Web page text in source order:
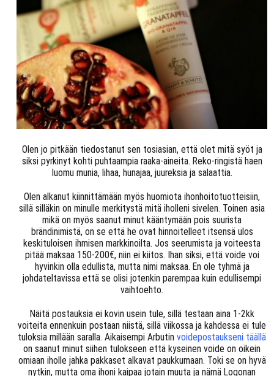
Olen jo pitkään tiedostanut sen tosiasian, että olet mitä syöt ja
siksi pyrkinyt kohti puhtaampia raaka-aineita. Reko-ringistä haen
luomu munia, lihaa, hunajaa, juureksia ja salaattia.
Olen alkanut kiinnittämään myös huomiota ihonhoitotuotteisiin,
sillä silläkin on minulle merkitystä mitä iholleni sivelen. Toinen asia
mikä on myös saanut minut kääntymään pois suurista
brändinimistä, on se että he ovat hinnoitelleet itsensä ulos
keskituloisen ihmisen markkinoilta. Jos seerumista ja voiteesta
pitää maksaa 150-200€, niin ei kiitos. Ihan siksi, että voide voi
hyvinkin olla edullista, mutta nimi maksaa. En ole tyhmä ja
johdateltavissa että se olisi jotenkin parempaa kuin edullisempi
vaihtoehto.
Näitä postauksia ei kovin usein tule, sillä testaan aina 1-2kk
voiteita ennenkuin postaan niistä, sillä viikossa ja kahdessa ei tule
tuloksia millään saralla. Aikaisempi Arbutinvoidepostaukseni täällä
on saanut minut siihen tulokseen että kyseinen voide on oikein
omiaan iholle jahka pakkaset alkavat paukkumaan. Toki se on hyvä
nytkin, mutta oma ihoni kaipaa jotain muuta ja nämä Logonan